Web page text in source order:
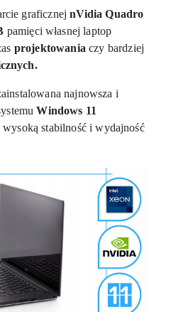
graficznejnVidia Quadro
pamięci własnej laptop
projektowania czy bardziej
najnowsza i
Windows 11
stabilność i wydajność